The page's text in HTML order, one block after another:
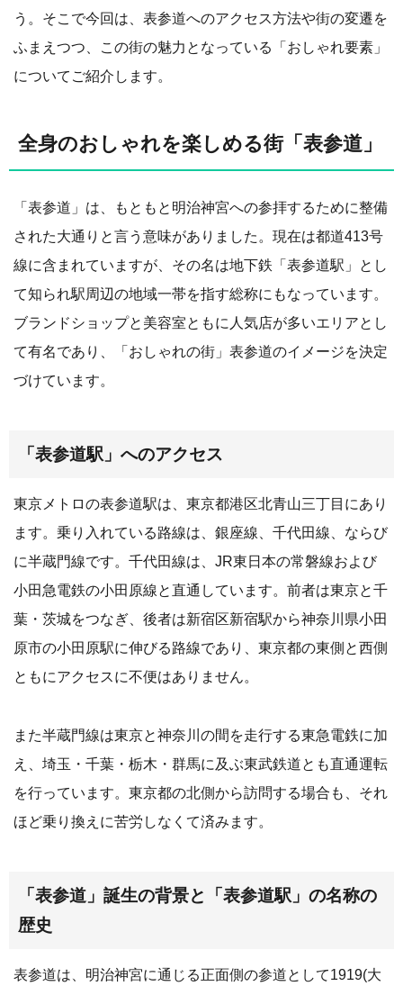
う。そこで今回は、表参道へのアクセス方法や街の変遷を
ふまえつつ、この街の魅力となっている「おしゃれ要素」
についてご紹介します。
全身のおしゃれを楽しめる街「表参道」
「表参道」は、もともと明治神宮への参拝するために整備
された大通りと言う意味がありました。現在は都道413号
線に含まれていますが、その名は地下鉄「表参道駅」とし
て知られ駅周辺の地域一帯を指す総称にもなっています。
ブランドショップと美容室ともに人気店が多いエリアとし
て有名であり、「おしゃれの街」表参道のイメージを決定
づけています。
「表参道駅」へのアクセス
東京メトロの表参道駅は、東京都港区北青山三丁目にあり
ます。乗り入れている路線は、銀座線、千代田線、ならび
に半蔵門線です。千代田線は、JR東日本の常磐線および
小田急電鉄の小田原線と直通しています。前者は東京と千
葉・茨城をつなぎ、後者は新宿区新宿駅から神奈川県小田
原市の小田原駅に伸びる路線であり、東京都の東側と西側
ともにアクセスに不便はありません。
また半蔵門線は東京と神奈川の間を走行する東急電鉄に加
え、埼玉・千葉・栃木・群馬に及ぶ東武鉄道とも直通運転
を行っています。東京都の北側から訪問する場合も、それ
ほど乗り換えに苦労しなくて済みます。
「表参道」誕生の背景と「表参道駅」の名称の
歴史
表参道は、明治神宮に通じる正面側の参道として1919(大